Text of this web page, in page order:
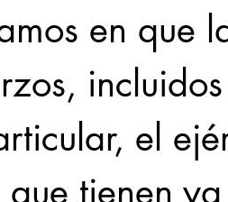
en que
el
tienen